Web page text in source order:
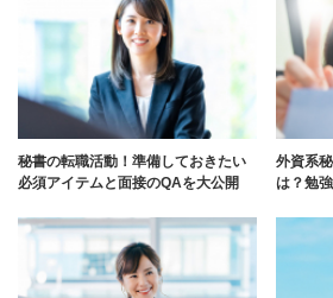
秘書の転職活動！準備しておきたい
必須アイテムと面接のQAを大公開
外資系
は？勉